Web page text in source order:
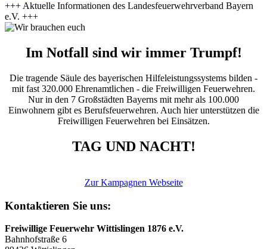
+++ Aktuelle Informationen des Landesfeuerwehrverband Bayern
e.V. +++
Im Notfall sind wir immer Trumpf!
Die tragende Säule des bayerischen Hilfeleistungssystems bilden -
mit fast 320.000 Ehrenamtlichen - die Freiwilligen Feuerwehren.
Nur in den 7 Großstädten Bayerns mit mehr als 100.000
Einwohnern gibt es Berufsfeuerwehren. Auch hier unterstützen die
Freiwilligen Feuerwehren bei Einsätzen.
TAG UND NACHT!
Zur Kampagnen Webseite
Kontaktieren Sie uns:
Freiwillige Feuerwehr Wittislingen 1876 e.V.
Bahnhofstraße 6